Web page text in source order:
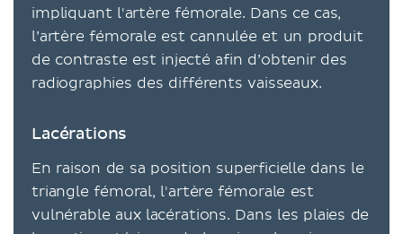
impliquant l'artère fémorale. Dans ce cas,
l’artère fémorale est cannulée et un produit
de contraste est injecté afin d’obtenir des
radiographies des différents vaisseaux.
Lacérations
En raison de sa position superficielle dans le
triangle fémoral, l'artère fémorale est
vulnérable aux lacérations. Dans les plaies de